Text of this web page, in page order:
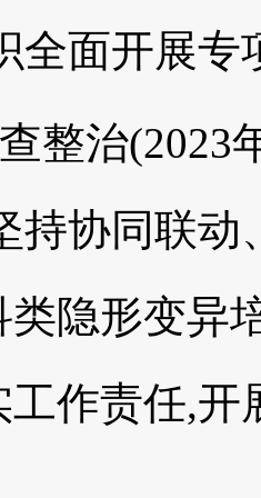
全面开展专
治(2023年
持协同联
类隐形变异
作责任,开